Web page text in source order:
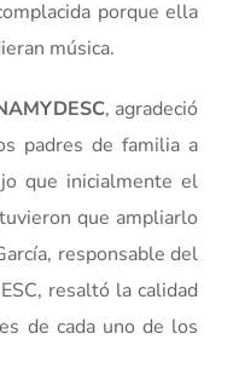
porque ella
música.
, agradeció
padres de familia a
que inicialmente el
que ampliarlo
responsable del
resaltó la calidad
de cada uno de los